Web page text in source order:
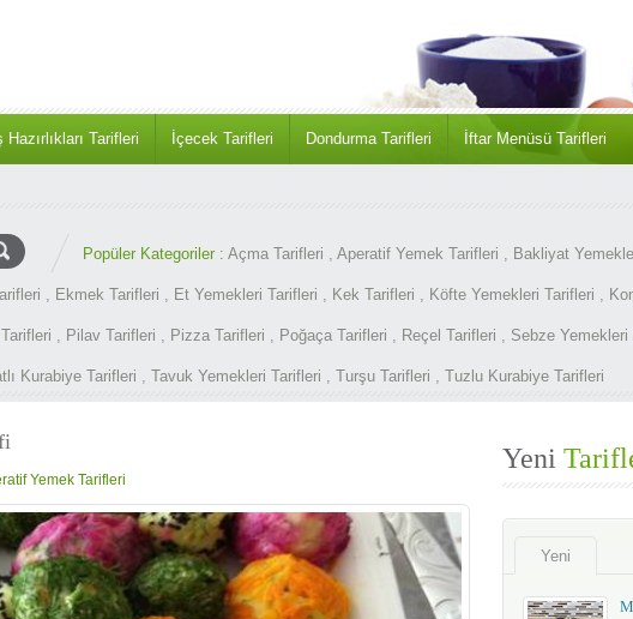
Hazırlıkları Tarifleri İçecek Tarifleri Dondurma Tarifleri İftar Menüsü Tarifleri
Popüler Kategoriler : Açma Tarifleri , Aperatif Yemek Tarifleri , Bakliyat
, Ekmek Tarifleri , Et Yemekleri Tarifleri , Kek Tarifleri , Köfte Yemekleri Tarifleri ,
, Pilav Tarifleri , Pizza Tarifleri , Poğaça Tarifleri , Reçel Tarifleri , Sebze Yemekleri
Kurabiye Tarifleri , Tavuk Yemekleri Tarifleri , Turşu Tarifleri , Tuzlu Kurabiye Tarifleri
Yemek Tarifleri
Yeni
Yeni